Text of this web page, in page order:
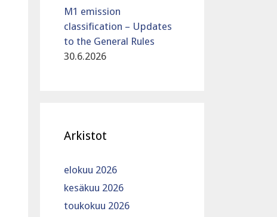
M1 emission
classification – Updates
to the General Rules
30.6.2026
Arkistot
elokuu 2026
kesäkuu 2026
toukokuu 2026